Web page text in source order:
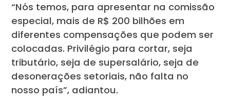
“Nós temos, para apresentar na comissão
especial, mais de R$ 200 bilhões em
diferentes compensações que podem ser
colocadas. Privilégio para cortar, seja
tributário, seja de supersalário, seja de
desonerações setoriais, não falta no
nosso país”, adiantou.